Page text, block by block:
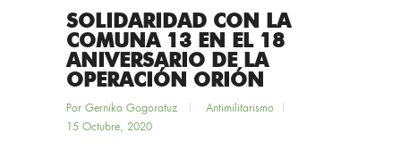
SOLIDARIDAD CON LA
COMUNA 13 EN EL 18
ANIVERSARIO DE LA
OPERACIÓN ORIÓN
Por Gernika Gogoratuz
Antimilitarismo
15 Octubre, 2020